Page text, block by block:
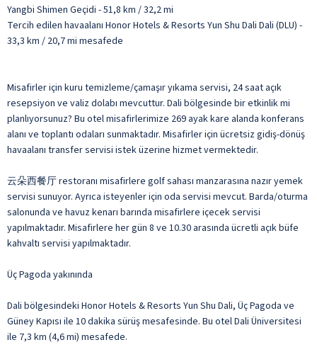
Yangbi Shimen Geçidi - 51,8 km / 32,2 mi
Tercih edilen havaalanı Honor Hotels & Resorts Yun Shu Dali Dali (DLU) -
33,3 km / 20,7 mi mesafede
Misafirler için kuru temizleme/çamaşır yıkama servisi, 24 saat açık
resepsiyon ve valiz dolabı mevcuttur. Dali bölgesinde bir etkinlik mi
planlıyorsunuz? Bu otel misafirlerimize 269 ayak kare alanda konferans
alanı ve toplantı odaları sunmaktadır. Misafirler için ücretsiz gidiş-dönüş
havaalanı transfer servisi istek üzerine hizmet vermektedir.
云朵西餐厅 restoranı misafirlere golf sahası manzarasına nazır yemek
servisi sunuyor. Ayrıca isteyenler için oda servisi mevcut. Barda/oturma
salonunda ve havuz kenarı barında misafirlere içecek servisi
yapılmaktadır. Misafirlere her gün 8 ve 10.30 arasında ücretli açık büfe
kahvaltı servisi yapılmaktadır.
Üç Pagoda yakınında
Dali bölgesindeki Honor Hotels & Resorts Yun Shu Dali, Üç Pagoda ve
Güney Kapısı ile 10 dakika sürüş mesafesinde. Bu otel Dali Üniversitesi
ile 7,3 km (4,6 mi) mesafede.